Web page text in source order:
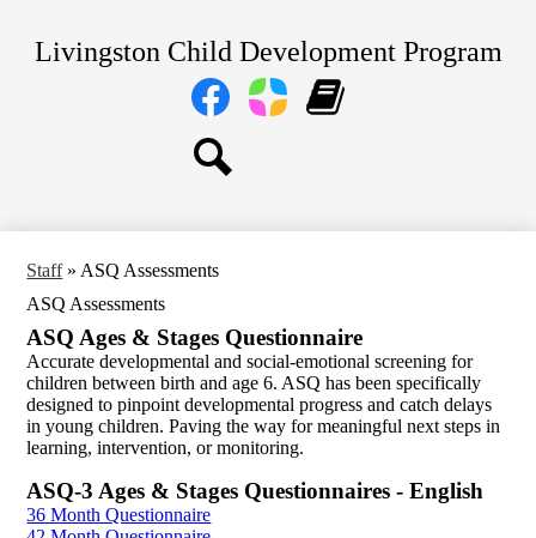
main
content
Livingston Child Development Program
About Us
Social
Media
Links
Facebook
Staff » ASQ Assessments
ASQ Assessments
ASQ Ages & Stages Questionnaire
Accurate developmental and social-emotional screening for
children between birth and age 6. ASQ has been specifically
designed to pinpoint developmental progress and catch delays
in young children. Paving the way for meaningful next steps in
learning, intervention, or monitoring.
ASQ-3 Ages & Stages Questionnaires - English
36 Month Questionnaire